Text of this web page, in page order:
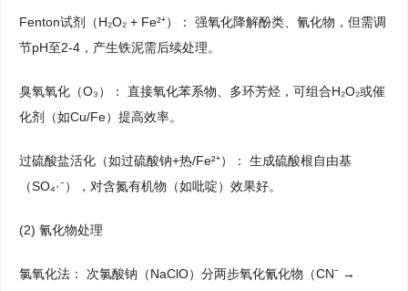
Fenton试剂（H₂O₂ + Fe²⁺）： 强氧化降解酚类、氰化物，但需调
节pH至2-4，产生铁泥需后续处理。
臭氧氧化（O₃）： 直接氧化苯系物、多环芳烃，可组合H₂O₂或催
化剂（如Cu/Fe）提高效率。
过硫酸盐活化（如过硫酸钠+热/Fe²⁺）： 生成硫酸根自由基
（SO₄·⁻），对含氮有机物（如吡啶）效果好。
(2) 氰化物处理
氯氧化法： 次氯酸钠（NaClO）分两步氧化氰化物（CN⁻ →